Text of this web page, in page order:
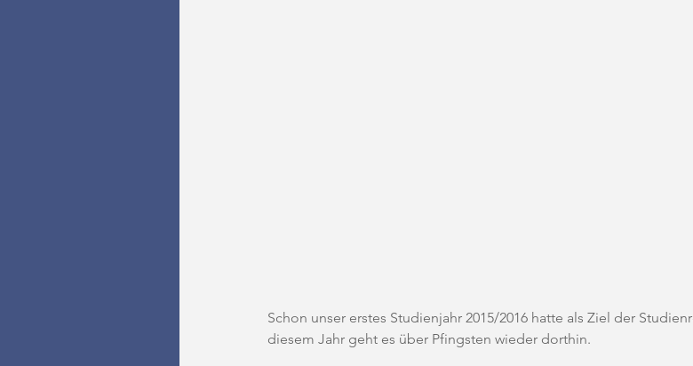
Schon unser erstes Studienjahr 2015/2016 hatte als Ziel der
diesem Jahr geht es über Pfingsten wieder dorthin.